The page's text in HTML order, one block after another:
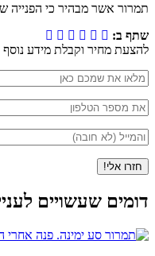
תמרור אשר מבהיר כי
שתף ב:
להצעת מחיר וקבלת מידע נוסף
דומים שעשויים